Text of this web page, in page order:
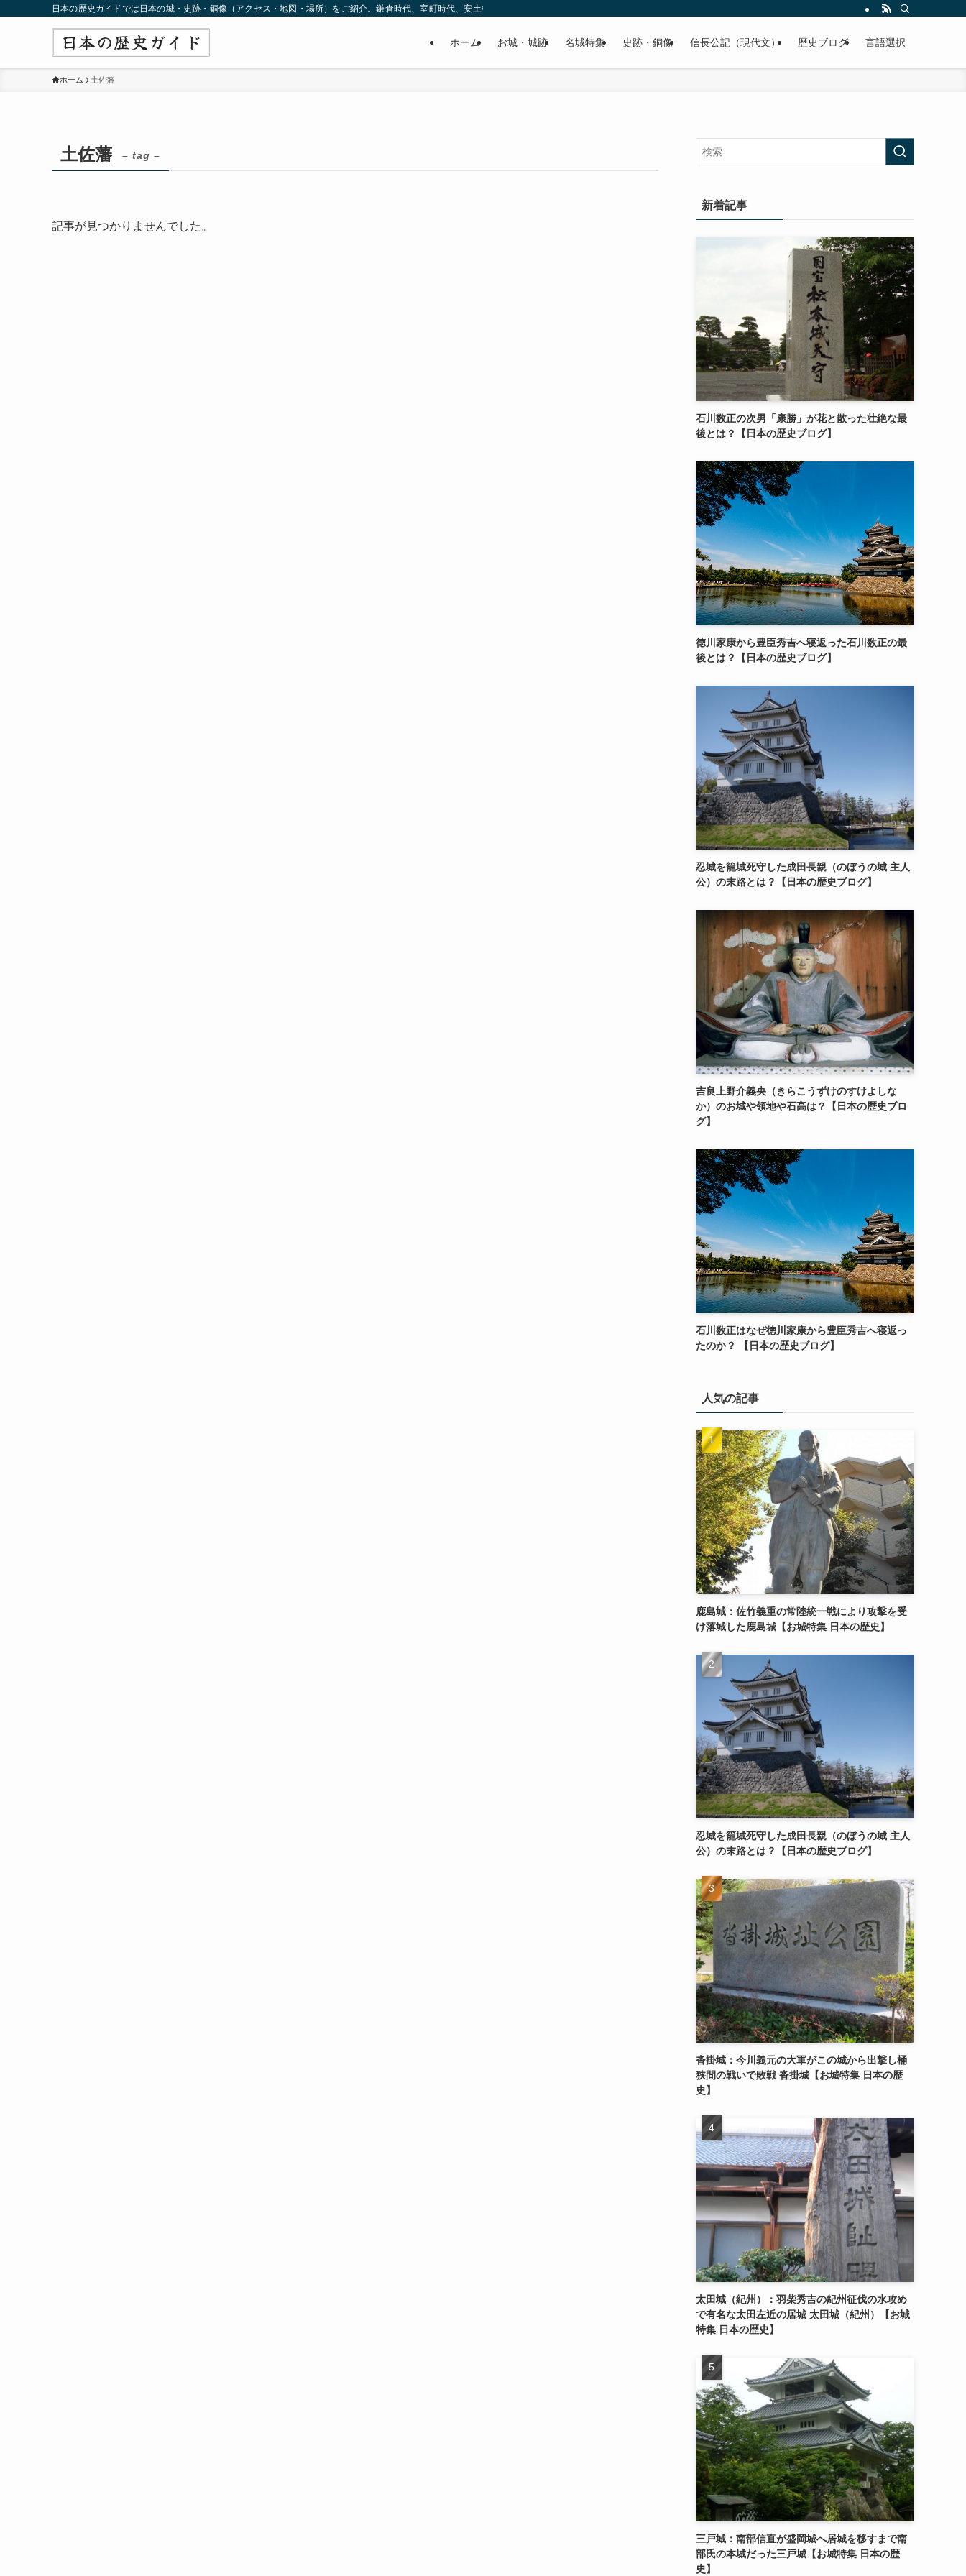
日本の歴史ガイドでは日本の城・史跡・銅像（アクセス・地図・場所）をご紹介。鎌倉時代、室町時代、安土桃山時代（戦国時代）、江戸時代と幅広くご紹介致します。
ホーム お城・城跡 名城特集 史跡・銅像 信長公記（現代文） 歴史ブログ 言語選択
ホーム 土佐藩
土佐藩 – tag –
記事が見つかりませんでした。
新着記事
石川数正の次男「康勝」が花と散った壮絶な最
後とは？【日本の歴史ブログ】
徳川家康から豊臣秀吉へ寝返った石川数正の最
後とは？【日本の歴史ブログ】
忍城を籠城死守した成田長親（のぼうの城 主人
公）の末路とは？【日本の歴史ブログ】
吉良上野介義央（きらこうずけのすけよしな
か）のお城や領地や石高は？【日本の歴史ブロ
グ】
石川数正はなぜ徳川家康から豊臣秀吉へ寝返っ
たのか？ 【日本の歴史ブログ】
人気の記事
鹿島城：佐竹義重の常陸統一戦により攻撃を受
け落城した鹿島城【お城特集 日本の歴史】
忍城を籠城死守した成田長親（のぼうの城 主人
公）の末路とは？【日本の歴史ブログ】
沓掛城：今川義元の大軍がこの城から出撃し桶
狭間の戦いで敗戦 沓掛城【お城特集 日本の歴
史】
太田城（紀州）：羽柴秀吉の紀州征伐の水攻め
で有名な太田左近の居城 太田城（紀州）【お城
特集 日本の歴史】
三戸城：南部信直が盛岡城へ居城を移すまで南
部氏の本城だった三戸城【お城特集 日本の歴
史】